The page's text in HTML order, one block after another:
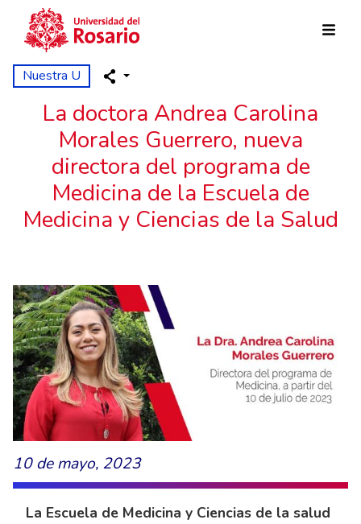
Pasar al contenido principal
Nuestra U
La doctora Andrea Carolina
Morales Guerrero, nueva
directora del programa de
Medicina de la Escuela de
Medicina y Ciencias de la Salud
10 de mayo, 2023
La Escuela de Medicina y Ciencias de la salud